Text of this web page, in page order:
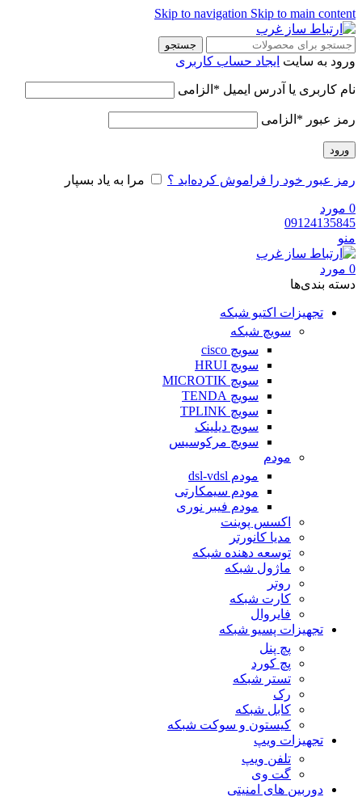
Skip to navigation Skip to main content
جستجو
ورود به سایت ایجاد حساب کاربری
نام کاربری یا آدرس ایمیل * الزامی
رمز عبور * الزامی
ورود
رمز عبور خود را فراموش کرده‌اید ؟ مرا به یاد بسپار
0 مورد
09124135845
منو
0 مورد
دسته‌ بندی‌ها
تجهیزات اکتیو شبکه
سویچ شبکه
سویچ cisco
سویچ HRUI
سویچ MICROTIK
سویچ TENDA
سویچ TPLINK
سویچ دیلینک
سویچ مرکوسیس
مودم
مودم dsl-vdsl
مودم سیمکارتی
مودم فیبر نوری
اکسس پوینت
مدیا کانورتر
توسعه دهنده شبکه
ماژول شبکه
روتر
کارت شبکه
فایروال
تجهیزات پسیو شبکه
پچ پنل
پچ کورد
تستر شبکه
رک
کابل شبکه
کیستون و سوکت شبکه
تجهیزات ویپ
تلفن ویپ
گت وی
دوربین های امنیتی